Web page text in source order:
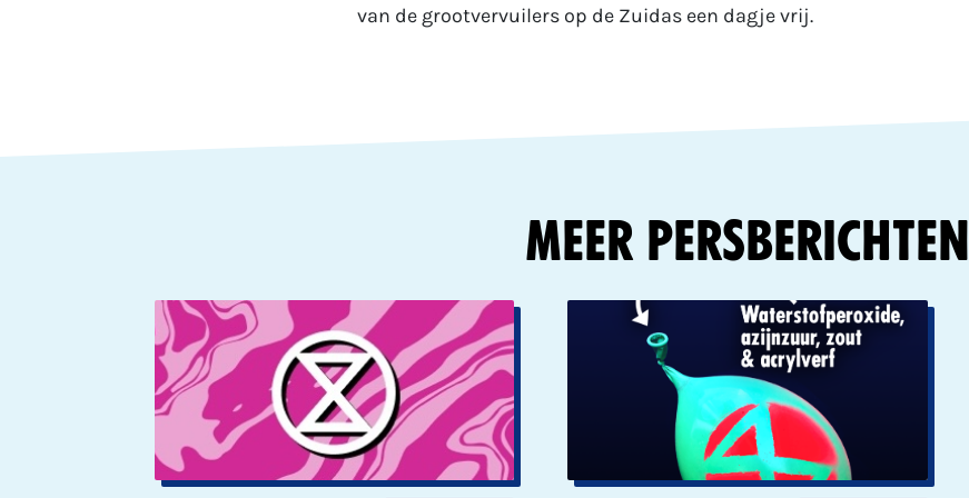
van de grootvervuilers op de Zuidas een dagje vrij.
Meer Persberichten